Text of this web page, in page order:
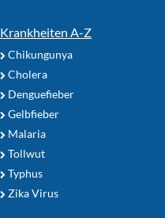
Krankheiten A-Z
Chikungunya
Cholera
Denguefieber
Gelbfieber
Malaria
Tollwut
Typhus
Zika Virus